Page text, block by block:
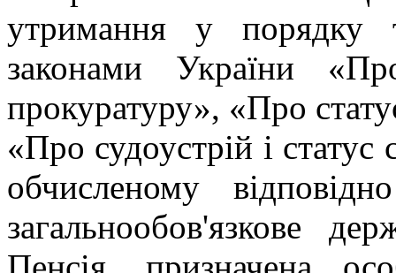
утримання у порядку
законами України
прокуратуру», «Про
«Про судоустрій і статус
обчисленому
загальнообов'язкове